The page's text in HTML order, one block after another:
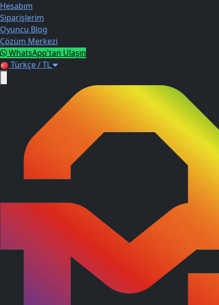
Hesabım
Siparişlerim
Oyuncu Blog
Çözüm Merkezi
WhatsApp'tan Ulaşın
Türkçe / TL